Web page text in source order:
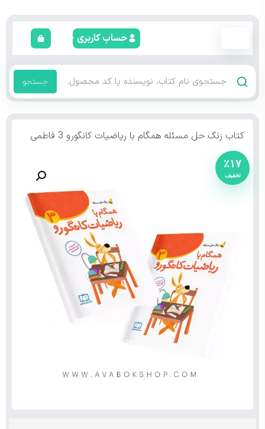
حساب کاربری
جستجو
کتاب زنگ حل مسئله همگام با ریاضیات کانگورو 3 فاطمی
٪۱۷